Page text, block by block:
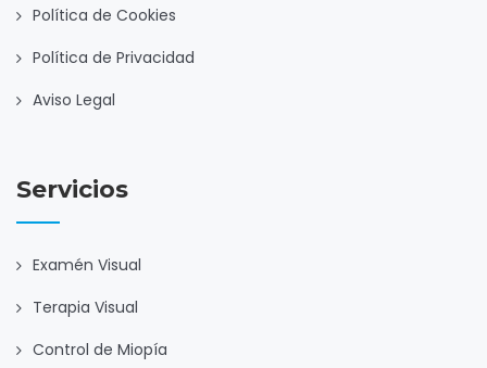
Política de Cookies
Política de Privacidad
Aviso Legal
Servicios
Examén Visual
Terapia Visual
Control de Miopía